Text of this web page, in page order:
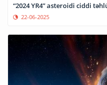
“2024 YR4” asteroidi ciddi
22-06-2025